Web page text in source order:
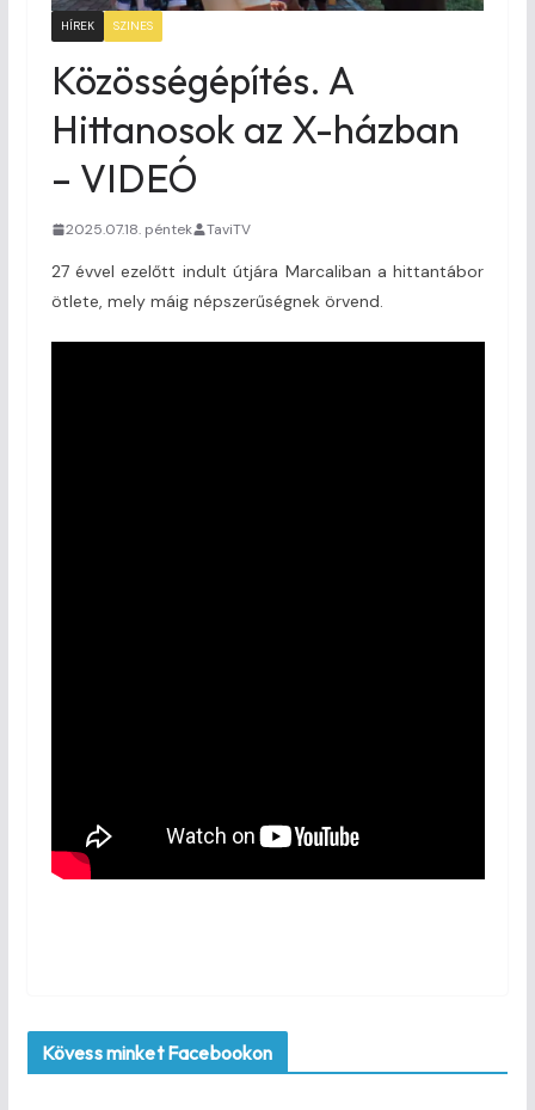
HÍREK SZINES
Közösségépítés. A
Hittanosok az X-házban
– VIDEÓ
2025.07.18. péntek TaviTV
27 évvel ezelőtt indult útjára Marcaliban a hittantábor
ötlete, mely máig népszerűségnek örvend.
Kövess minket Facebookon